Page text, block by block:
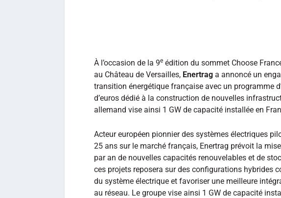
À l’occasion de la 9e édition du sommet Choose
au Château de Versailles, Enertrag a annoncé un
transition énergétique française avec un programme
d’euros dédié à la construction de nouvelles
allemand vise ainsi 1 GW de capacité installée en
Acteur européen pionnier des systèmes électriques
25 ans sur le marché français, Enertrag prévoit la
par an de nouvelles capacités renouvelables et de
ces projets reposera sur des configurations hybrides
du système électrique et favoriser une meilleure
au réseau. Le groupe vise ainsi 1 GW de capacité